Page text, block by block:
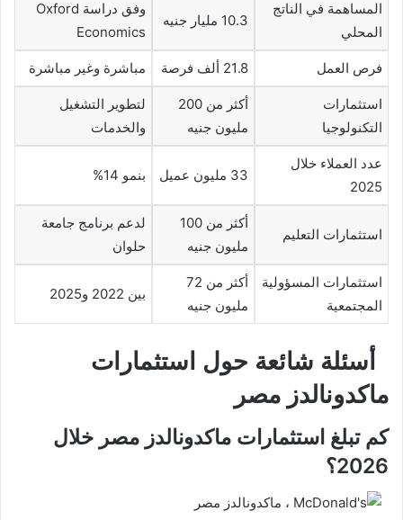
المساهمة في الناتج
المحلي
10.3 مليار جنيه
وفق دراسة Oxford
Economics
فرص العمل 21.8 ألف فرصة مباشرة وغير مباشرة
استثمارات
التكنولوجيا
أكثر من 200
مليون جنيه
لتطوير التشغيل
والخدمات
عدد العملاء خلال
2025
33 مليون عميل بنمو 14%
استثمارات التعليم
أكثر من 100
مليون جنيه
لدعم برنامج جامعة
حلوان
استثمارات المسؤولية
المجتمعية
أكثر من 72
مليون جنيه
بين 2022 و2025
أسئلة شائعة حول استثمارات
ماكدونالدز مصر
كم تبلغ استثمارات ماكدونالدز مصر خلال
2026؟